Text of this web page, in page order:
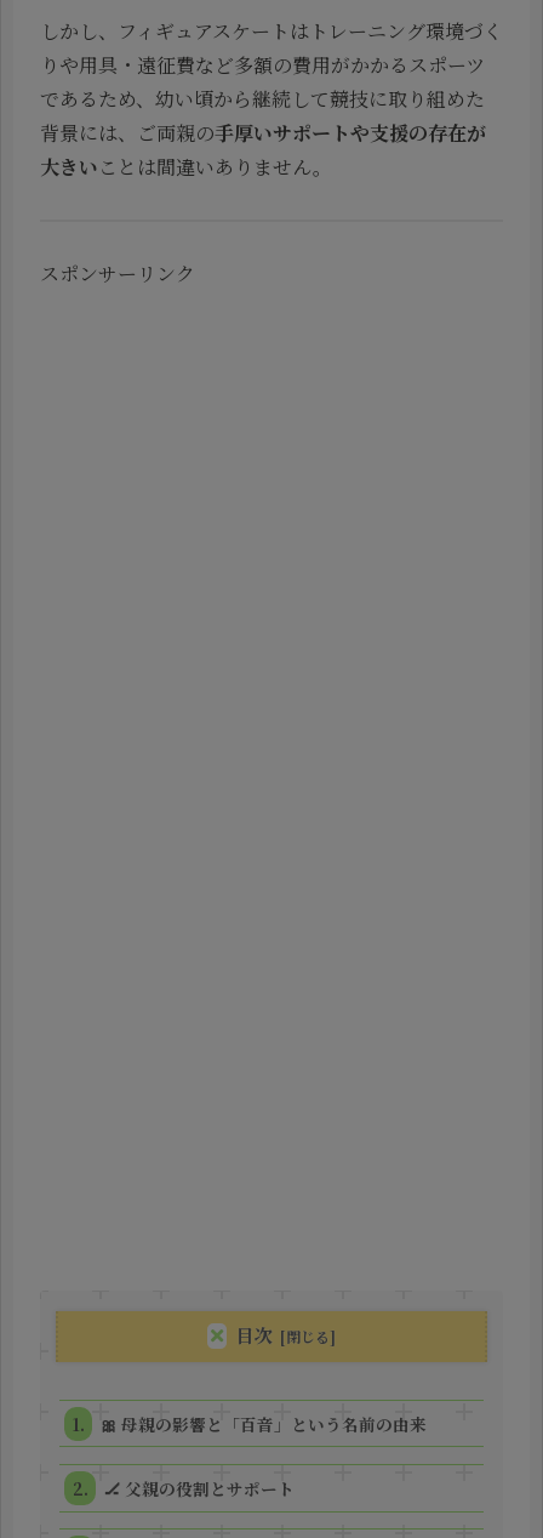
しかし、フィギュアスケートはトレーニング環境づく
りや用具・遠征費など多額の費用がかかるスポーツ
であるため、幼い頃から継続して競技に取り組めた
背景には、ご両親の手厚いサポートや支援の存在が
大きいことは間違いありません。
スポンサーリンク
目次
🎀 母親の影響と「百音」という名前の由来
🏒 父親の役割とサポート